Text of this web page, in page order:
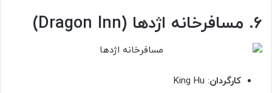
۶. مسافرخانه اژدها (Dragon Inn)
کارگردان: King Hu